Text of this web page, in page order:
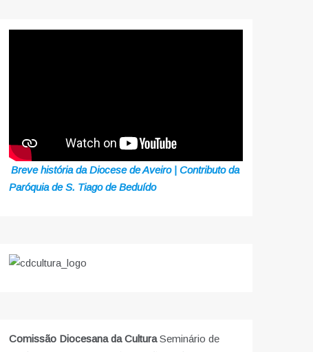
Breve história da Diocese de Aveiro | Contributo da
Paróquia de S. Tiago de Beduído
Comissão Diocesana da CulturaSeminário de